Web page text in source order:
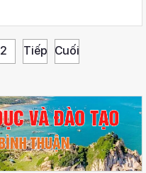
2 Tiếp Cuối